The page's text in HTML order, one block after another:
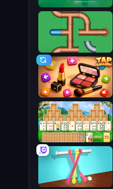
Piles of Mahjong
Plumber Pipe Out
Tap Gallery
Magic Towers Solitaire
Tangle Master